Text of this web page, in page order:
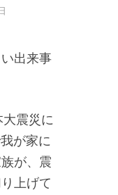
出来事
震災に
が家に
が、震
上げて